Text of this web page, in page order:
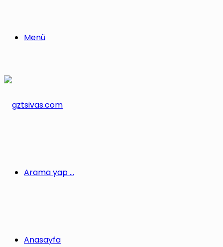
Menü
Arama yap ...
Anasayfa